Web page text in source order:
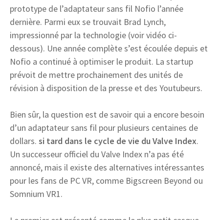
prototype de l’adaptateur sans fil Nofio l’année
dernière. Parmi eux se trouvait Brad Lynch,
impressionné par la technologie (voir vidéo ci-
dessous). Une année complète s’est écoulée depuis et
Nofio a continué à optimiser le produit. La startup
prévoit de mettre prochainement des unités de
révision à disposition de la presse et des Youtubeurs.
Bien sûr, la question est de savoir qui a encore besoin
d’un adaptateur sans fil pour plusieurs centaines de
dollars. si tard dans le cycle de vie du Valve Index.
Un successeur officiel du Valve Index n’a pas été
annoncé, mais il existe des alternatives intéressantes
pour les fans de PC VR, comme Bigscreen Beyond ou
Somnium VR1.